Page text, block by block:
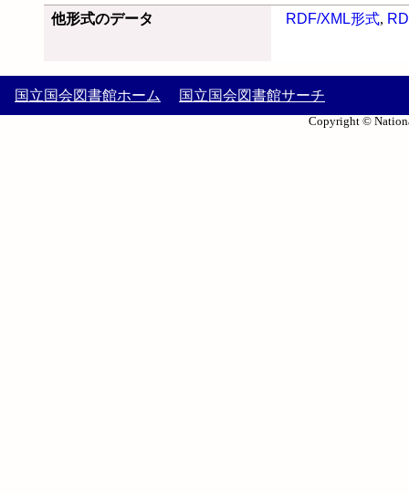
他形式のデータ RDF/XML形式,
国立国会図書館ホーム 国立国会図書館サーチ
Copyright ©